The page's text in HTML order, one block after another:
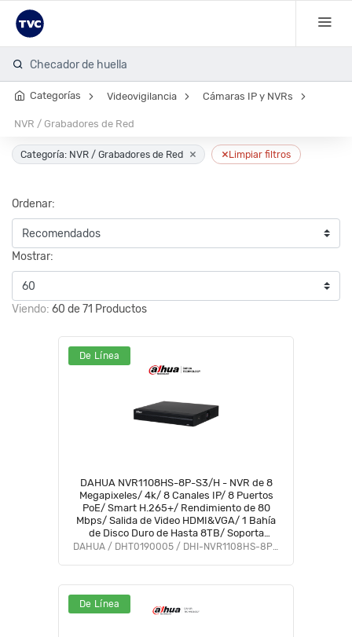
C
Categorías Videovigilancia Cámaras IP y NVRs
NVR / Grabadores de Red
Categoría: NVR / Grabadores de Red × ×Limpiar filtros
Ordenar:
Mostrar:
Viendo: 60 de 71 Productos
De Línea
DAHUA NVR1108HS-8P-S3/H - NVR de 8
Megapixeles/ 4k/ 8 Canales IP/ 8 Puertos
PoE/ Smart H.265+/ Rendimiento de 80
Mbps/ Salida de Video HDMI&VGA/ 1 Bahía
de Disco Duro de Hasta 8TB/ Soporta
Cámaras con Protocolo Onvif & RTSP/
DAHUA / DHT0190005 / DHI-NVR1108HS-8P-S3/H
De Línea